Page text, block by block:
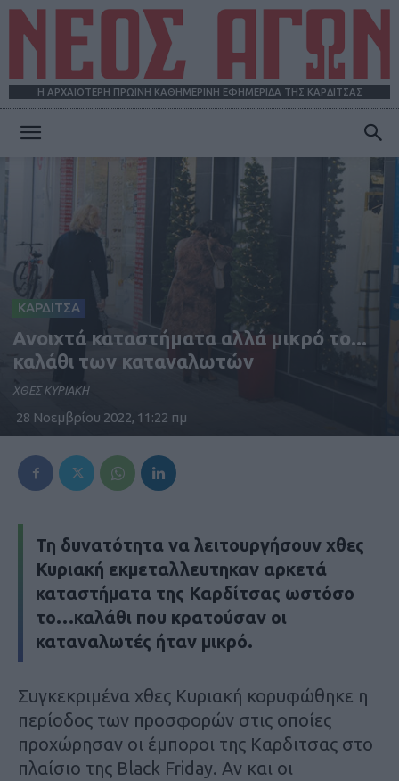
Η ΑΡΧΑΙΟΤΕΡΗ ΠΡΩΪΝΗ ΚΑΘΗΜΕΡΙΝΗ ΕΦΗΜΕΡΙΔΑ ΤΗΣ ΚΑΡΔΙΤΣΑΣ
ΑΓΩΝ
ΚΑΡΔΙΤΣΑ
Ανοιχτά καταστήματα αλλά μικρό το...
καλάθι των καταναλωτών
ΧΘΕΣ ΚΥΡΙΑΚΗ
28 Νοεμβρίου 2022, 11:22 πμ
Τη δυνατότητα να λειτουργήσουν χθες
Κυριακή εκμεταλλευτηκαν αρκετά
καταστήματα της Καρδίτσας ωστόσο
το…καλάθι που κρατούσαν οι
καταναλωτές ήταν μικρό.
Συγκεκριμένα χθες Κυριακή κορυφώθηκε η
περίοδος των προσφορών στις οποίες
προχώρησαν οι έμποροι της Καρδιτσας στο
πλαίσιο της Black Friday. Αν και οι